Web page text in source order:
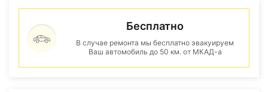
Бесплатно
В случае ремонта мы бесплатно эвакуируем
Ваш автомобиль до 50 км. от МКАД-а